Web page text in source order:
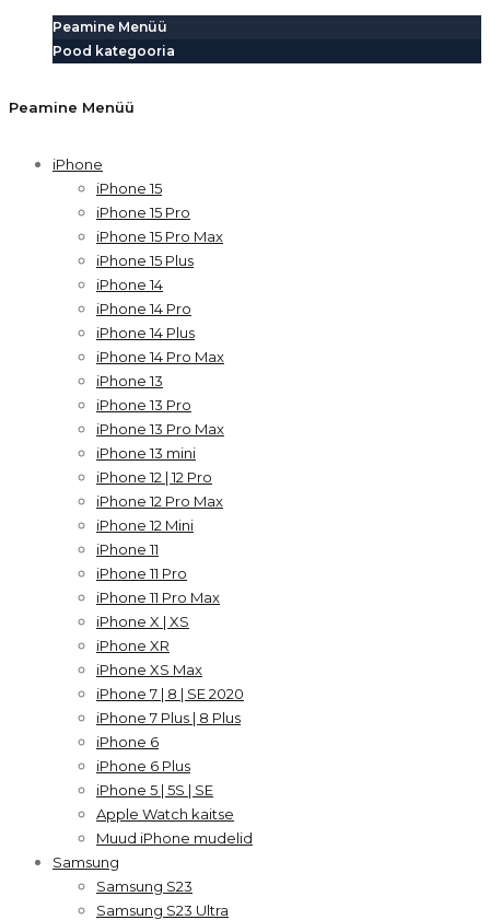
Peamine Menüü
Pood kategooria
Peamine Menüü
iPhone
iPhone 15
iPhone 15 Pro
iPhone 15 Pro Max
iPhone 15 Plus
iPhone 14
iPhone 14 Pro
iPhone 14 Plus
iPhone 14 Pro Max
iPhone 13
iPhone 13 Pro
iPhone 13 Pro Max
iPhone 13 mini
iPhone 12 | 12 Pro
iPhone 12 Pro Max
iPhone 12 Mini
iPhone 11
iPhone 11 Pro
iPhone 11 Pro Max
iPhone X | XS
iPhone XR
iPhone XS Max
iPhone 7 | 8 | SE 2020
iPhone 7 Plus | 8 Plus
iPhone 6
iPhone 6 Plus
iPhone 5 | 5S | SE
Apple Watch kaitse
Muud iPhone mudelid
Samsung
Samsung S23
Samsung S23 Ultra